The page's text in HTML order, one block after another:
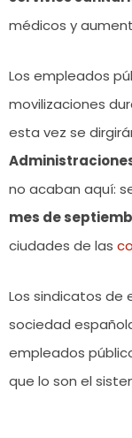
médicos y
Los empleados
movilizaciones
esta vez se
no acaban aquí:
mes de
ciudades de las
Los sindicatos de
sociedad
empleados
que lo son el